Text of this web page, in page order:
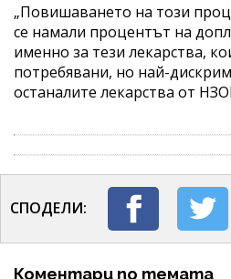
„Повишаването на този
се намали процентът на
именно за тези лекарства,
потребявани, но най-
останалите лекарства от
СПОДЕЛИ:
Коментари по темата